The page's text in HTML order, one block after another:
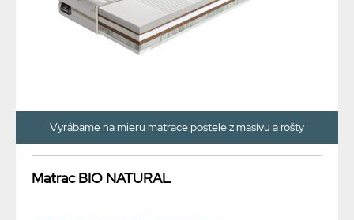
Vyrábame na mieru matrace postele z masívu a rošty
Matrac BIO NATURAL